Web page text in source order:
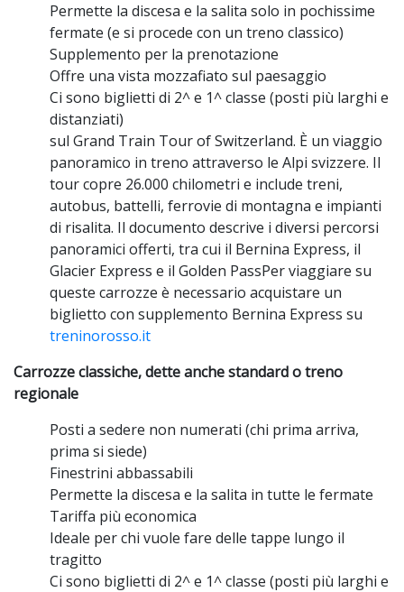
Permette la discesa e la salita solo in pochissime
fermate (e si procede con un treno classico)
Supplemento per la prenotazione
Offre una vista mozzafiato sul paesaggio
Ci sono biglietti di 2^ e 1^ classe (posti più larghi e
distanziati)
sul Grand Train Tour of Switzerland. È un viaggio
panoramico in treno attraverso le Alpi svizzere. Il
tour copre 26.000 chilometri e include treni,
autobus, battelli, ferrovie di montagna e impianti
di risalita. Il documento descrive i diversi percorsi
panoramici offerti, tra cui il Bernina Express, il
Glacier Express e il Golden PassPer viaggiare su
queste carrozze è necessario acquistare un
biglietto con supplemento Bernina Express su
treninorosso.it
Carrozze classiche, dette anche standard o treno
regionale
Posti a sedere non numerati (chi prima arriva,
prima si siede)
Finestrini abbassabili
Permette la discesa e la salita in tutte le fermate
Tariffa più economica
Ideale per chi vuole fare delle tappe lungo il
tragitto
Ci sono biglietti di 2^ e 1^ classe (posti più larghi e